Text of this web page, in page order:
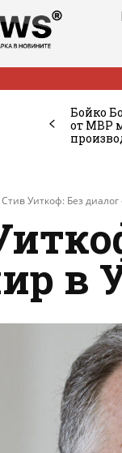
Бойко
от МВР
Стив Уиткоф: Без
в